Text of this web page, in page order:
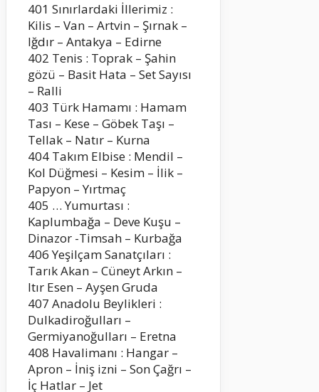
401 Sınırlardaki İllerimiz :
Kilis – Van – Artvin – Şırnak –
Iğdır – Antakya – Edirne
402 Tenis : Toprak – Şahin
gözü – Basit Hata – Set Sayısı
– Ralli
403 Türk Hamamı : Hamam
Tası – Kese – Göbek Taşı –
Tellak – Natır – Kurna
404 Takım Elbise : Mendil –
Kol Düğmesi – Kesim – İlik –
Papyon – Yırtmaç
405 … Yumurtası :
Kaplumbağa – Deve Kuşu –
Dinazor -Timsah – Kurbağa
406 Yeşilçam Sanatçıları :
Tarık Akan – Cüneyt Arkın –
Itır Esen – Ayşen Gruda
407 Anadolu Beylikleri :
Dulkadiroğulları –
Germiyanoğulları – Eretna
408 Havalimanı : Hangar –
Apron – İniş izni – Son Çağrı –
İç Hatlar – Jet